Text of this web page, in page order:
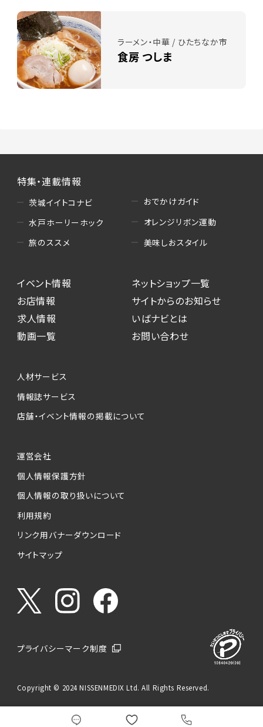
ラーメン・中華 / ひたちなか市
食房 つしま
特集・連載情報
茨城イイトコナビ
水戸ホーリーホック
旅のススメ
おでかけガイド
オレンジリボン運動
美味しおスタイル
イベント情報
お店情報
求人情報
動画一覧
ネットショップ一覧
サイトからのお知らせ
いばナビとは
お問い合わせ
人材サービス
情報誌サービス
店舗・イベント情報の掲載について
運営会社
個人情報保護方針
個人情報の取り扱いについて
利用規約
リンク用バナーダウンロード
サイトマップ
プライバシーマーク制度
Copyright © 2024 NISSENMEDIX Ltd. All Rights Reserved.